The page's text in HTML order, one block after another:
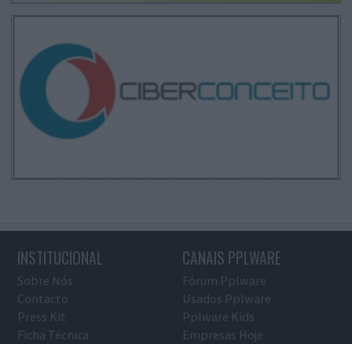
INSTITUCIONAL
Sobre Nós
Contacto
Press Kit
Ficha Técnica
CANAIS PPLWARE
Fórum Pplware
Usados Pplware
Pplware Kids
Empresas Hoje